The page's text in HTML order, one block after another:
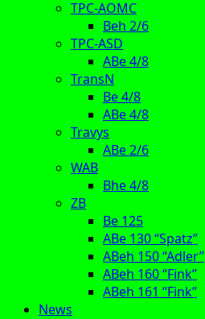
TPC-AOMC
Beh 2/6
TPC-ASD
ABe 4/8
TransN
Be 4/8
ABe 4/8
Travys
ABe 2/6
WAB
Bhe 4/8
ZB
Be 125
ABe 130 “Spatz”
ABeh 150 “Adler”
ABeh 160 “Fink”
ABeh 161 “Fink”
News